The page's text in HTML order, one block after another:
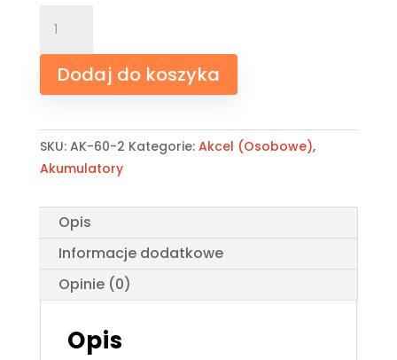
Akumulator
Akcel
AK-
2,
60Ah
/
Clarios
producent
VARTA
Dodaj do koszyka
SKU: AK-60-2 Kategorie: Akcel (Osobowe),
Akumulatory
Opis
Informacje dodatkowe
Opinie (0)
Opis